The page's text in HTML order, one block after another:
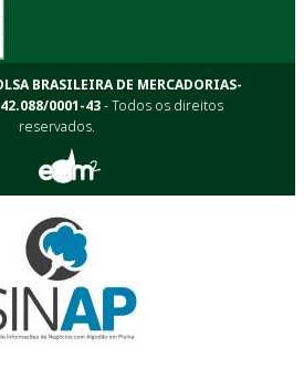
BRASILEIRA DE MERCADORIAS-
0001-43- Todos os direitos
reservados.